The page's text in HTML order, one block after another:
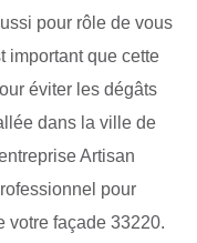
pour rôle de vous
important que cette
éviter les dégâts
dans la ville de
Artisan
pour
votre façade 33220.